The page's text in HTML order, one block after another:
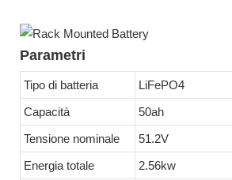
Parametri
Tipo di batteria
LiFePO4
Capacità
50ah
Tensione nominale
51.2V
Energia totale
2.56kw